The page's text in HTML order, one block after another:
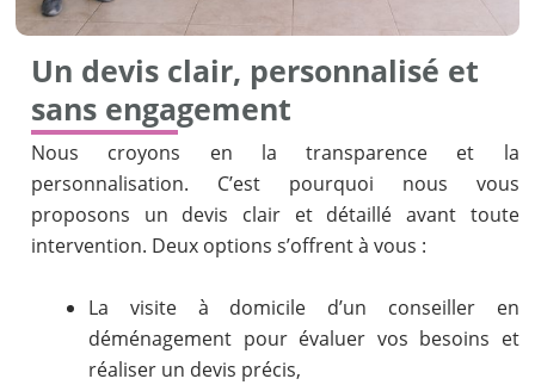
Un devis clair, personnalisé et
sans engagement
Nous croyons en la transparence et la
personnalisation. C’est pourquoi nous vous
proposons un devis clair et détaillé avant toute
intervention. Deux options s’offrent à vous :
La visite à domicile d’un conseiller en
déménagement pour évaluer vos besoins et
réaliser un devis précis,